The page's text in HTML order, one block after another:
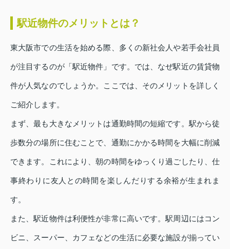
駅近物件のメリットとは？
東大阪市での生活を始める際、多くの新社会人や若手会社員
が注目するのが「駅近物件」です。では、なぜ駅近の賃貸物
件が人気なのでしょうか。ここでは、そのメリットを詳しく
ご紹介します。
まず、最も大きなメリットは通勤時間の短縮です。駅から徒
歩数分の場所に住むことで、通勤にかかる時間を大幅に削減
できます。これにより、朝の時間をゆっくり過ごしたり、仕
事終わりに友人との時間を楽しんだりする余裕が生まれま
す。
また、駅近物件は利便性が非常に高いです。駅周辺にはコン
ビニ、スーパー、カフェなどの生活に必要な施設が揃ってい